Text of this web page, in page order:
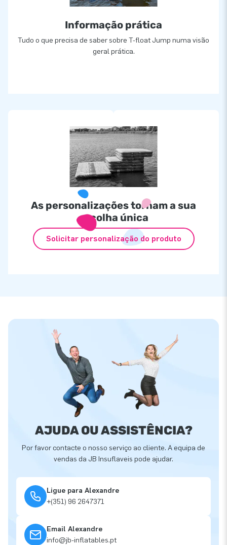
Informação prática
Tudo o que precisa de saber sobre T-float Jump numa visão
geral prática.
As personalizações tornam a sua
escolha única
Solicitar personalização do produto
AJUDA OU ASSISTÊNCIA?
Por favor contacte o nosso serviço ao cliente. A equipa de
vendas da JB Insuflaveis pode ajudar.
Ligue para Alexandre
+(351) 96 2647371
Email Alexandre
info@jb-inflatables.pt